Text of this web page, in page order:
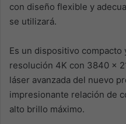
con diseño flexible y
se utilizará.
Es un dispositivo compacto
resolución 4K con 3840 x
láser avanzada del nuevo
impresionante relación de
alto brillo máximo.